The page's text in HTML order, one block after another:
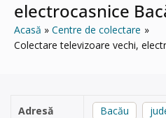
electrocasnice
Acasă
Centre de colectare
Colectare televizoare vechi,
Adresă Bacău